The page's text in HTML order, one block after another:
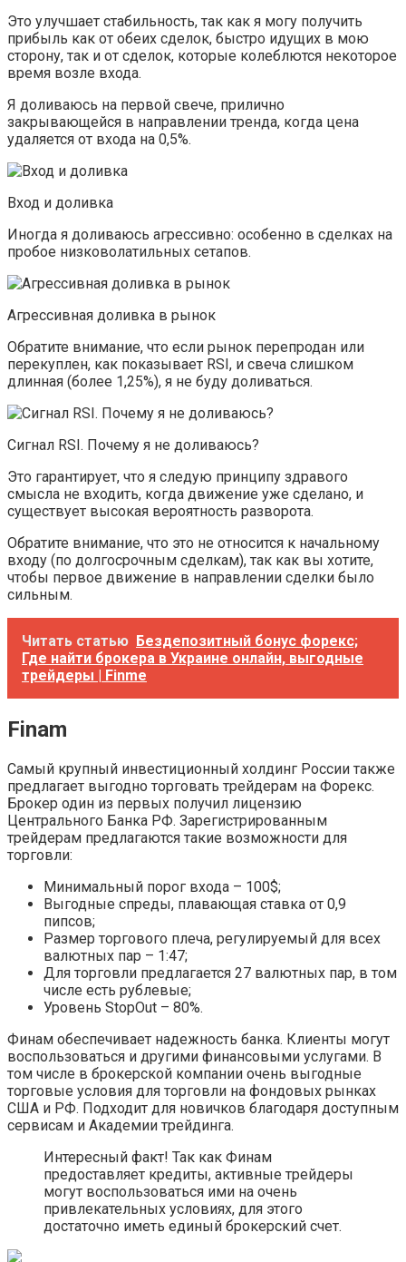
Это улучшает стабильность, так как я могу получить
прибыль как от обеих сделок, быстро идущих в мою
сторону, так и от сделок, которые колеблются некоторое
время возле входа.
Я доливаюсь на первой свече, прилично
закрывающейся в направлении тренда, когда цена
удаляется от входа на 0,5%.
Вход и доливка
Иногда я доливаюсь агрессивно: особенно в сделках на
пробое низковолатильных сетапов.
Агрессивная доливка в рынок
Обратите внимание, что если рынок перепродан или
перекуплен, как показывает RSI, и свеча слишком
длинная (более 1,25%), я не буду доливаться.
Сигнал RSI. Почему я не доливаюсь?
Это гарантирует, что я следую принципу здравого
смысла не входить, когда движение уже сделано, и
существует высокая вероятность разворота.
Обратите внимание, что это не относится к начальному
входу (по долгосрочным сделкам), так как вы хотите,
чтобы первое движение в направлении сделки было
сильным.
Читать статью Бездепозитный бонус форекс;
Где найти брокера в Украине онлайн, выгодные
трейдеры | Finme
Finam
Самый крупный инвестиционный холдинг России также
предлагает выгодно торговать трейдерам на Форекс.
Брокер один из первых получил лицензию
Центрального Банка РФ. Зарегистрированным
трейдерам предлагаются такие возможности для
торговли:
Минимальный порог входа – 100$;
Выгодные спреды, плавающая ставка от 0,9
пипсов;
Размер торгового плеча, регулируемый для всех
валютных пар – 1:47;
Для торговли предлагается 27 валютных пар, в том
числе есть рублевые;
Уровень StopOut – 80%.
Финам обеспечивает надежность банка. Клиенты могут
воспользоваться и другими финансовыми услугами. В
том числе в брокерской компании очень выгодные
торговые условия для торговли на фондовых рынках
США и РФ. Подходит для новичков благодаря доступным
сервисам и Академии трейдинга.
Интересный факт! Так как Финам
предоставляет кредиты, активные трейдеры
могут воспользоваться ими на очень
привлекательных условиях, для этого
достаточно иметь единый брокерский счет.